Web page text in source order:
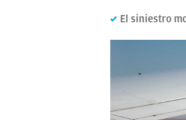
El siniestro